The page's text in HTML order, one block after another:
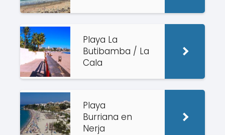
Playa La
Butibamba / La
Cala
Playa
Burriana en
Nerja